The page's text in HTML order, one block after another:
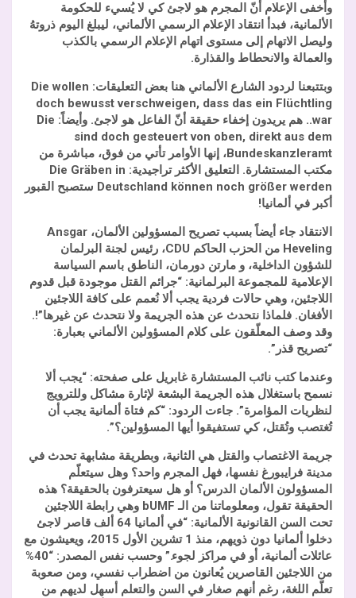
وأخفى الإعلام أنّ المجرم هو لاجئ كي لا يُسيء للحكومة
الألمانية، فبدأ انتقاد الإعلام الرسمي الألماني، ليبلغ اليوم ذروتهُ
وليصل الاتهام إلى مستوى اتهام الإعلام الرسمي بالكذب
والعمالة والانحطاط والقذارة.
وبتتبعنا لردود الشارع الألماني هنا بعض التعليقات: Die wollen
doch bewusst verschweigen, dass das ein Flüchtling
war. . هم يريدون إخفاء حقيقة أنّ الفاعل هو لاجئ. وأيضاً: Die
sind doch gesteuert von oben, direkt aus dem
Bundeskanzleramt، إنها الأوامر تأتي من فوق، مباشرة من
مكتب المستشارة. التعليق الأكثر تراجيدية: Die Gräben in
Deutschland können noch größer werden ستصبح القبور
أكبر في ألمانيا!
الانتقاد جاء أيضاً بسبب تصريح المسؤولين الألمان، Ansgar
Heveling من الحزب الحاكم CDU، رئيس لجنة البرلمان
للشؤون الداخلية، و مارتن دورمان، الناطق باسم السياسة
الإعلامية للمجموعة البرلمانية: “جرائم القتل موجودة قبل قدوم
اللاجئين، وهي حالات فردية يجب ألا نُعمم على كافة اللاجئين
الأفغان. فلماذا نتحدث عن هذه الجريمة ولا نتحدث عن غيرها”!.
وقد وصف المعلّقون على كلام المسؤولين الألماني بعبارة:
“تصريح قذر”.
وعندما كتب نائب المستشارة غابريل على صفحته: “يجب ألا
نسمح باستغلال هذه الجريمة البشعة لإثارة مشاكل وللترويج
لنظريات المؤامرة”. جاءت الردود: “كم فتاة ألمانية يجب أن
تُغتصب وتُقتل، كي تستفيقوا أيها المسؤولين؟”.
جريمة الاغتصاب والقتل هي الثانية، وبطريقة مشابهة تحدث في
مدينة فرايبورغ نفسها، فهل المجرم واحد؟ وهل سيتعلّم
المسؤولون الألمان الدرس؟ أو هل سيعترفون بالحقيقة؟ هذه
الحقيقة تقول، ومعلوماتنا من الـ bUMF وهي رابطة اللاجئين
تحت السن القانونية الألمانية: “في ألمانيا 64 ألف قاصر لاجئ
دخلوا ألمانيا دون ذويهم، منذ 1 تشرين الأول 2015، ويعيشون مع
عائلات ألمانية، أو في مراكز لجوء.” وحسب نفس المصدر: “40%
من اللاجئين القاصرين يُعانون من اضطراب نفسي، ومن صعوبة
تعلّم اللغة، رغم أنهم صغار في السن والتعلم أسهل لديهم من